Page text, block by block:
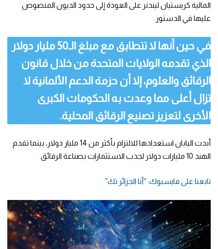
المالية كريستيان ليندنر على العودة إلى حدود الديون المنصوص
عليها في الدستور.
في حين أنها لا تتطابق مع مبلغ الـ50 مليار دولار
الذي تقدمه الولايات المتحدة من خلال قانون
الرقائق والعلوم، إلا أن حزمة الدعم الألمانية لا
تزال أعلى مما وعدت به الحكومات الكبرى
الأخرى لتعزيز تصنيع الرقائق المحلية.
أبدت اليابان استعدادها للالتزام بأكثر من 14 مليار دولار، بينما تقدم
الهند 10 مليارات دولار لجذب الاستثمارات بصناعة الرقائق.
تابعنا على فايسبوك: “أنا الجزائر تك”